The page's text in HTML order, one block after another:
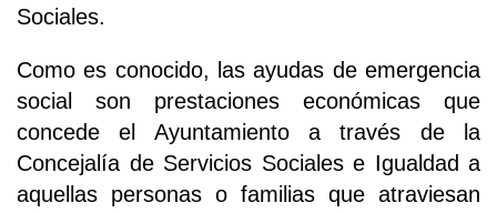
Sociales.
Como es conocido, las ayudas de emergencia
social son prestaciones económicas que
concede el Ayuntamiento a través de la
Concejalía de Servicios Sociales e Igualdad a
aquellas personas o familias que atraviesan